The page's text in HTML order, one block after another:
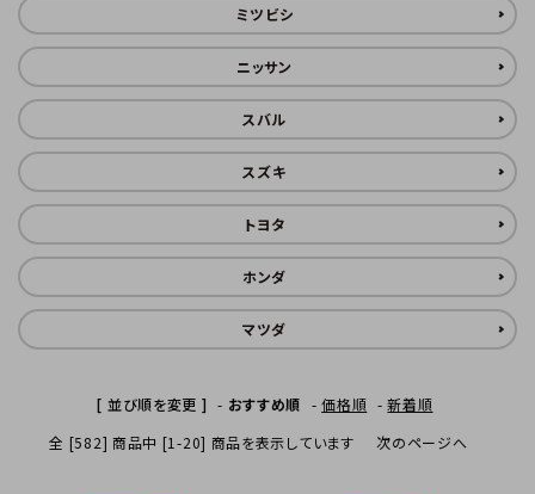
search
カテゴリーから探す
INFORMATIOM
ミツビシ
ニッサン
スバル
スズキ
トヨタ
ホンダ
マツダ
[ 並び順を変更 ] - おすすめ順 -価格順 -新着順
全 [582] 商品中 [1-20] 商品を表示しています
次のページへ